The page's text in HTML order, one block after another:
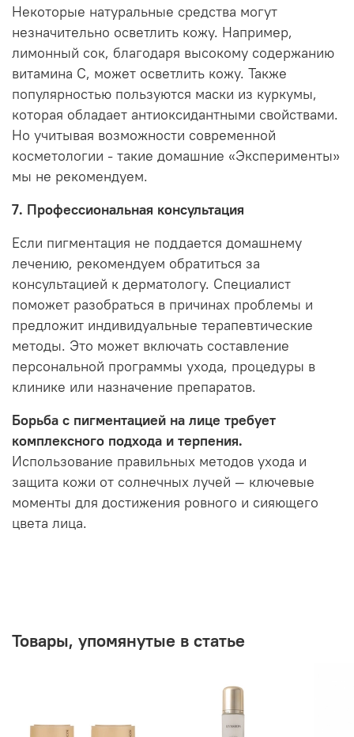
Некоторые натуральные средства могут
незначительно осветлить кожу. Например,
лимонный сок, благодаря высокому содержанию
витамина C, может осветлить кожу. Также
популярностью пользуются маски из куркумы,
которая обладает антиоксидантными свойствами.
Но учитывая возможности современной
косметологии - такие домашние «Эксперименты»
мы не рекомендуем.
7. Профессиональная консультация
Если пигментация не поддается домашнему
лечению, рекомендуем обратиться за
консультацией к дерматологу. Специалист
поможет разобраться в причинах проблемы и
предложит индивидуальные терапевтические
методы. Это может включать составление
персональной программы ухода, процедуры в
клинике или назначение препаратов.
Борьба с пигментацией на лице требует
комплексного подхода и терпения.
Использование правильных методов ухода и
защита кожи от солнечных лучей — ключевые
моменты для достижения ровного и сияющего
цвета лица.
Товары, упомянутые в статье